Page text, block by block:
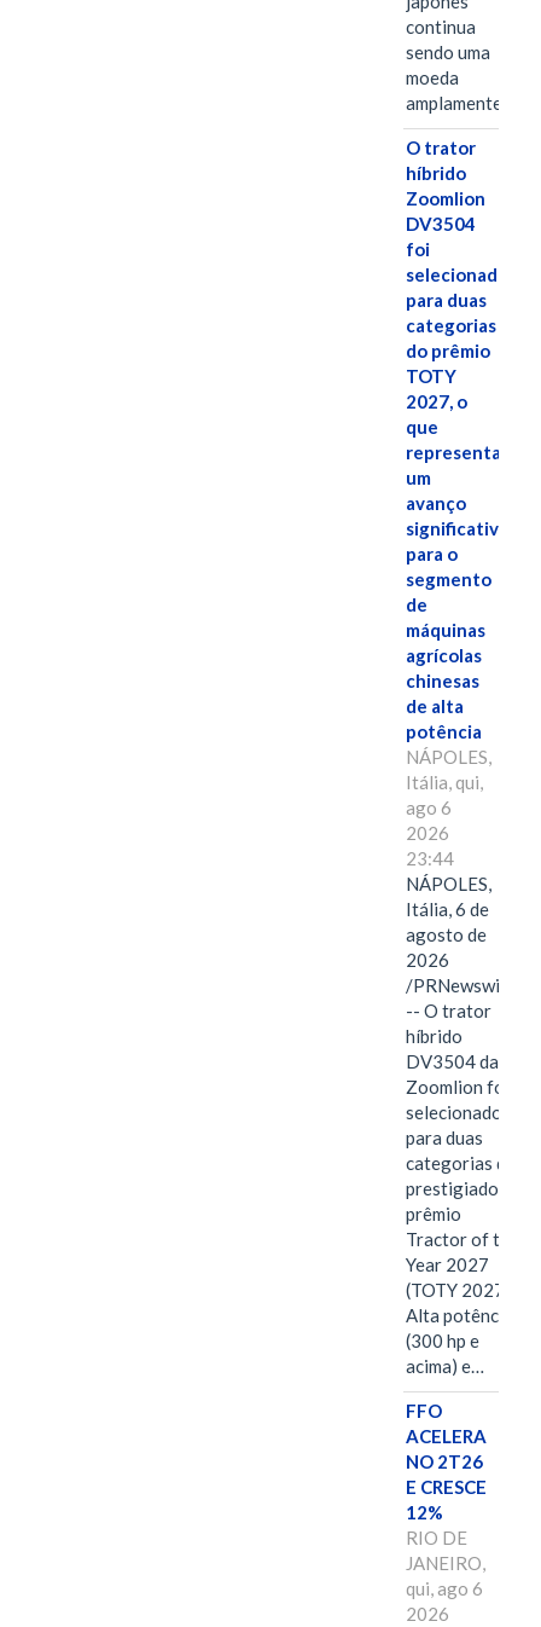
continua
sendo uma
moeda
amplamente…
O trator
híbrido
Zoomlion
DV3504
foi
selecionado
para duas
categorias
do prêmio
TOTY
2027, o
que
representa
um
avanço
significativo
para o
segmento
de
máquinas
agrícolas
chinesas
de alta
potência
NÁPOLES,
Itália, qui,
ago 6
2026
23:44
NÁPOLES,
Itália, 6 de
agosto de
2026
/PRNewswire/
-- O trator
híbrido
DV3504 da
Zoomlion foi
selecionado
para duas
categorias do
prestigiado
prêmio
Tractor of the
Year 2027
(TOTY 2027:
Alta potência
(300 hp e
acima) e…
FFO
ACELERA
NO 2T26
E CRESCE
12%
RIO DE
JANEIRO,
qui, ago 6
2026